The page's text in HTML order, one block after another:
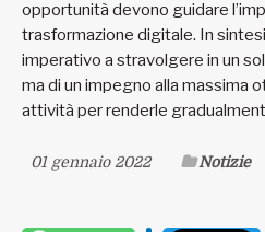
opportunità devono guidare
trasformazione digitale. In
imperativo a stravolgere in un
ma di un impegno alla massima
attività per renderle
01 gennaio 2022 Notizie